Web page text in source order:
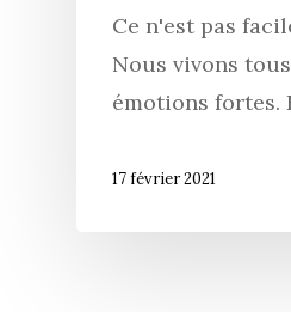
Ce n'est pas
Nous vivons
émotions fortes.
17 février 2021